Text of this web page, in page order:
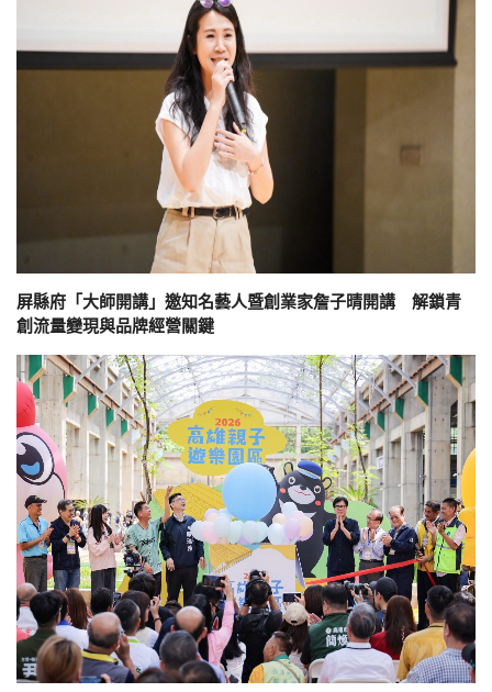
屏縣府「大師開講」邀知名藝人暨創業家詹子晴開講 解鎖青
創流量變現與品牌經營關鍵